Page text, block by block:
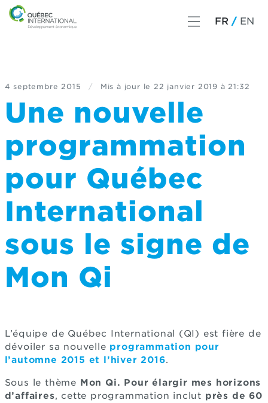
FR EN
4 septembre 2015 / Mis à jour le 22 janvier 2019 à 21:32
Une nouvelle
programmation
pour Québec
International
sous le signe de
Mon Qi
L’équipe de Québec International (QI) est fière de
dévoiler sa nouvelle programmation pour
l’automne 2015 et l’hiver 2016.
Sous le thème Mon Qi. Pour élargir mes horizons
d’affaires, cette programmation inclut près de 60